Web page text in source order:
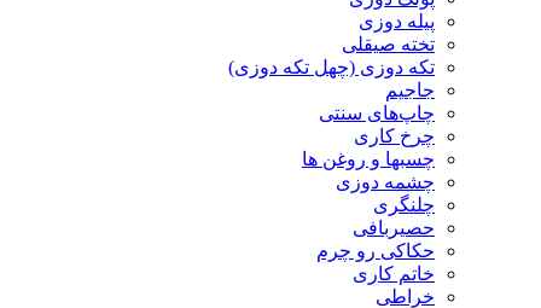
پیله دوزی
تخته صیقلی
تکه دوزی (چهل تکه دوزی)
جاجیم
چاپ‌های سنتی
چرخ کاری
چسبها و روغن ها
چشمه دوزی
چلنگری
حصیربافی
حکاکی رو چرم
خاتم کاری
خراطی